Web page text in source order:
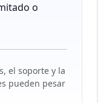
o
el soporte y la
pueden pesar